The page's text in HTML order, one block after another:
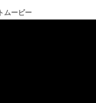
ムービー